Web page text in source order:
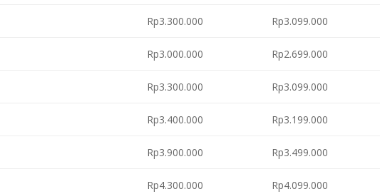
Rp3.300.000 Rp3.099.000
Rp3.000.000 Rp2.699.000
Rp3.300.000 Rp3.099.000
Rp3.400.000 Rp3.199.000
Rp3.900.000 Rp3.499.000
Rp4.300.000 Rp4.099.000